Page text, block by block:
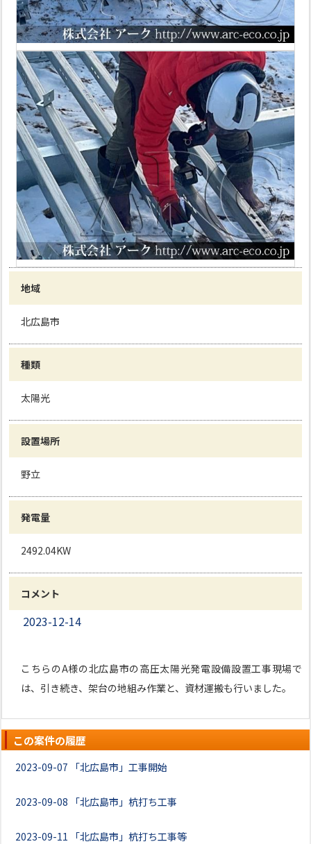
地域
北広島市
種類
太陽光
設置場所
野立
発電量
2492.04KW
コメント
2023-12-14
こちらのA様の北広島市の高圧太陽光発電設備設置工事現場で
は、引き続き、架台の地組み作業と、資材運搬も行いました。
この案件の履歴
2023-09-07 「北広島市」工事開始
2023-09-08 「北広島市」杭打ち工事
2023-09-11 「北広島市」杭打ち工事等